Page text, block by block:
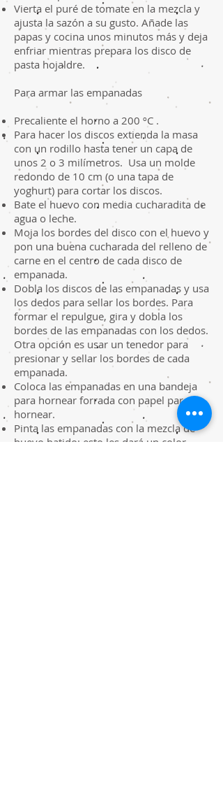
Vierta el puré de tomate en la mezcla y
ajusta la sazón a su gusto. Añade las
papas y cocina unos minutos más y deja
enfriar mientras prepara los disco de
pasta hojaldre.
Para armar las empanadas
Precaliente el horno a 200 ºC .
Para hacer los discos extienda la masa
con un rodillo hasta tener un capa de
unos 2 o 3 milímetros. Usa un molde
redondo de 10 cm (o una tapa de
yoghurt) para cortar los discos.
Bate el huevo con media cucharadita de
agua o leche.
Moja los bordes del disco con el huevo y
pon una buena cucharada del relleno de
carne en el centro de cada disco de
empanada.
Dobla los discos de las empanadas y usa
los dedos para sellar los bordes. Para
formar el repulgue, gira y dobla los
bordes de las empanadas con los dedos.
Otra opción es usar un tenedor para
presionar y sellar los bordes de cada
empanada.
Coloca las empanadas en una bandeja
para hornear forrada con papel para
hornear.
Pinta las empanadas con la mezcla de
huevo batido; esto les dará un color